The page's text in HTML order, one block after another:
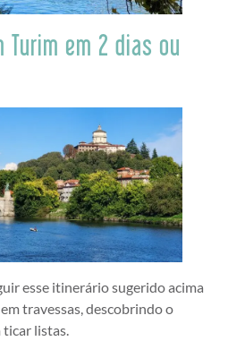
Turim em 2 dias ou
esse itinerário sugerido acima
travessas, descobrindo o
ticar listas.